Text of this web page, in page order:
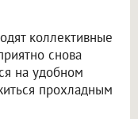
коллективные
снова
на удобном
прохладным